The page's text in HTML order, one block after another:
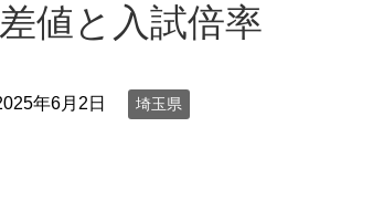
値と入試倍率
年6月2日 埼玉県